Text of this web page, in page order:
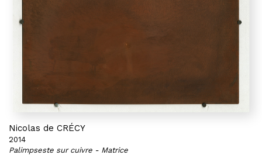
Nicolas de CRÉCY
2014
Palimpseste sur cuivre - Matrice